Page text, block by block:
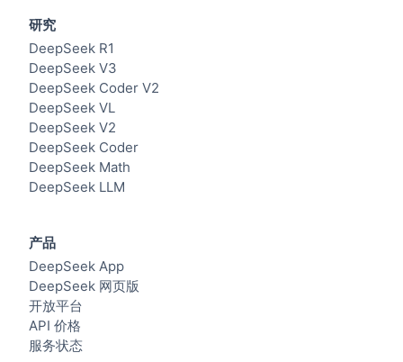
研究
DeepSeek R1
DeepSeek V3
DeepSeek Coder V2
DeepSeek VL
DeepSeek V2
DeepSeek Coder
DeepSeek Math
DeepSeek LLM
产品
DeepSeek App
DeepSeek 网页版
开放平台
API 价格
服务状态